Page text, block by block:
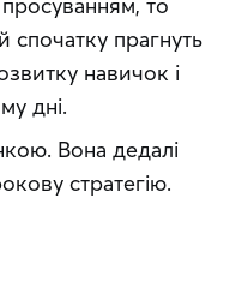
спочатку прагнуть
навичок і
дні.
Вона дедалі
стратегію.